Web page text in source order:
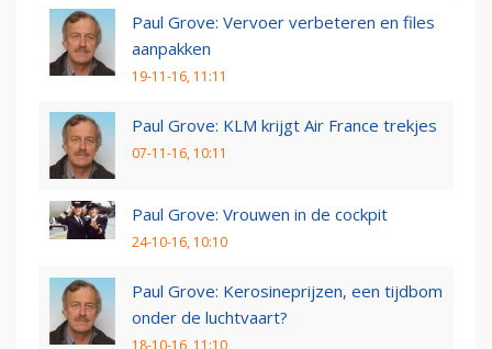
Paul Grove: Vervoer verbeteren en files
aanpakken
19-11-16, 11:11
Paul Grove: KLM krijgt Air France trekjes
07-11-16, 10:11
Paul Grove: Vrouwen in de cockpit
24-10-16, 10:10
Paul Grove: Kerosineprijzen, een tijdbom
onder de luchtvaart?
18-10-16, 11:10